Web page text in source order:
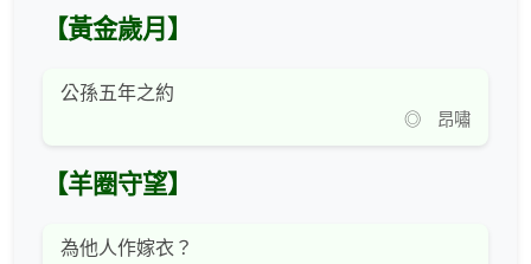
【黃金歲月】
公孫五年之約
◎ 昂嘯
【羊圈守望】
為他人作嫁衣？